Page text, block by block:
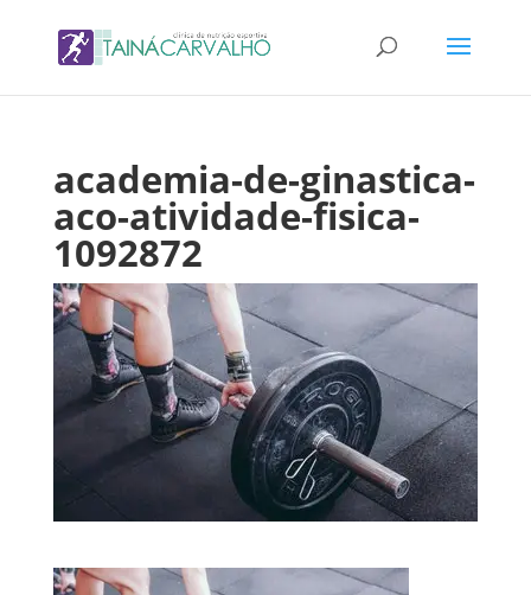
academia-de-ginastica-
aco-atividade-fisica-
1092872